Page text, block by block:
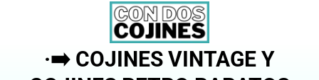
·➡️ COJINES VINTAGE Y